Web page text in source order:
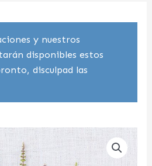
y nuestros
disponibles estos
disculpad las